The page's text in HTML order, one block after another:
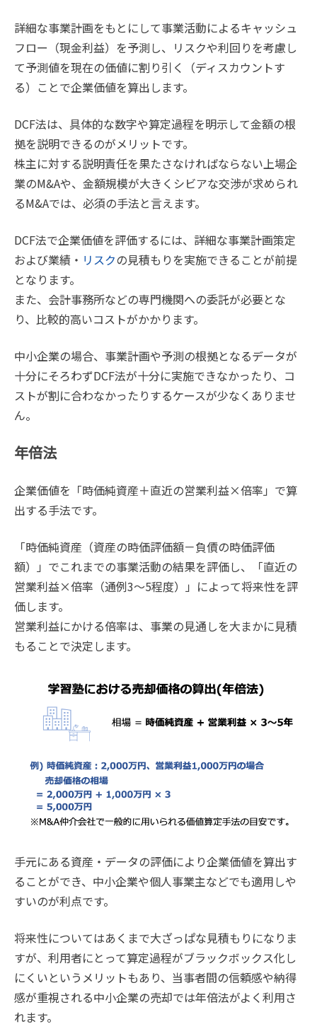
詳細な事業計画をもとにして事業活動によるキャッシュ
フロー（現金利益）を予測し、リスクや利回りを考慮し
て予測値を現在の価値に割り引く（ディスカウントす
る）ことで企業価値を算出します。
DCF法は、具体的な数字や算定過程を明示して金額の根
拠を説明できるのがメリットです。
株主に対する説明責任を果たさなければならない上場企
業のM&Aや、金額規模が大きくシビアな交渉が求められ
るM&Aでは、必須の手法と言えます。
DCF法で企業価値を評価するには、詳細な事業計画策定
および業績・ リスクの見積もりを実施できることが前提
となります。
また、会計事務所などの専門機関への委託が必要とな
り、比較的高いコストがかかります。
中小企業の場合、事業計画や予測の根拠となるデータが
十分にそろわずDCF法が十分に実施できなかったり、コ
ストが割に合わなかったりするケースが少なくありませ
ん。
年倍法
企業価値を「時価純資産＋直近の営業利益×倍率」で算
出する手法です。
「時価純資産（資産の時価評価額－負債の時価評価
額）」でこれまでの事業活動の結果を評価し、「直近の
営業利益×倍率（通例3～5程度）」によって将来性を評
価します。
営業利益にかける倍率は、事業の見通しを大まかに見積
もることで決定します。
手元にある資産・データの評価により企業価値を算出す
ることができ、中小企業や個人事業主などでも適用しや
すいのが利点です。
将来性についてはあくまで大ざっぱな見積もりになりま
すが、利用者にとって算定過程がブラックボックス化し
にくいというメリットもあり、当事者間の信頼感や納得
感が重視される中小企業の売却では年倍法がよく利用さ
れます。